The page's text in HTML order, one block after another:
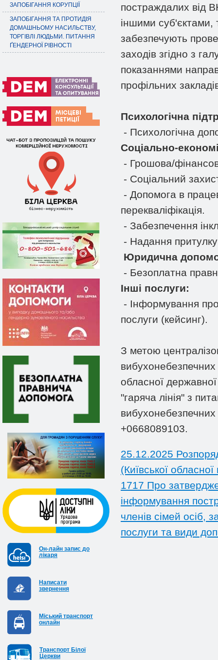
ЗАПОБІГАННЯ КОРУПЦІЇ
ЗАПОБІГАННЯ ТА ПРОТИДІЯ
ДОМАШНЬОМУ НАСИЛЬСТВУ,
ТОРГІВЛІ ЛЮДЬМИ. ПИТАННЯ
ҐЕНДЕРНОЇ РІВНОСТІ
Он-лайн запис до
лікаря
Написати
звернення
Міський транспорт
онлайн
Транспорт Білої
Церкви
постраждалих від
іншими суб'єктами,
забезпечують
заходів згідно з
показаннями
профільних
Психологічна
- Психологічна
Соціально-
- Грошова/
- Соціальний
- Допомога в
перекваліфікація.
- Забезпечення
- Надання
Юридична
- Безоплатна
Інші послуги:
- Інформування
послуги (кейсинг).
З метою
вибухонебезпечних
обласної
"гаряча лінія" з
+0668089103.
25.12.2025
(Київської
1717 Про
інформування
членів сімей осіб,
послуги та види